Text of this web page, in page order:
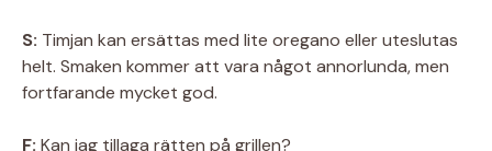
S: Timjan kan ersättas med lite oregano eller uteslutas
helt. Smaken kommer att vara något annorlunda, men
fortfarande mycket god.
F: Kan jag tillaga rätten på grillen?